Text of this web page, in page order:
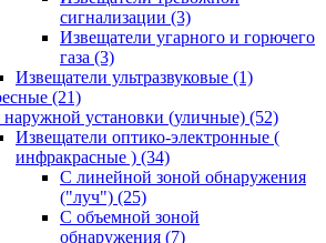
сигнализации (3)
Извещатели угарного и горючего
газа (3)
Извещатели ультразвуковые (1)
(21)
наружной установки (уличные) (52)
Извещатели оптико-электронные (
инфракрасные ) (34)
С линейной зоной обнаружения
("луч") (25)
С объемной зоной
обнаружения (7)